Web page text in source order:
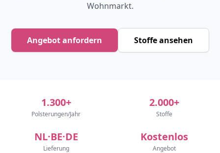
Wohnmarkt.
Angebot anfordern Stoffe ansehen
1.300+
Polsterungen/Jahr
2.000+
Stoffe
NL·BE·DE
Lieferung
Kostenlos
Angebot